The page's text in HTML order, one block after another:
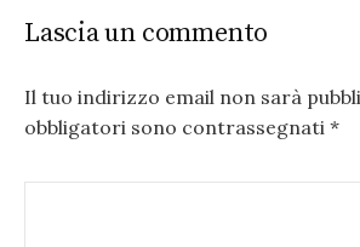
Lascia un commento
Il tuo indirizzo email non sarà
obbligatori sono contrassegnati *